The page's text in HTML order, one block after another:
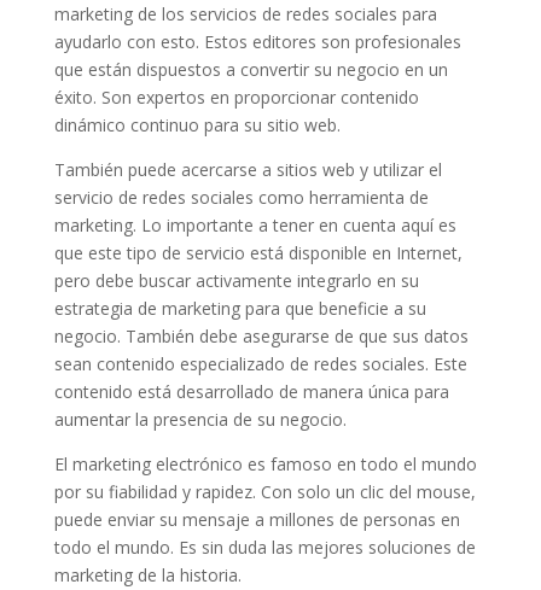
marketing de los servicios de redes sociales para
ayudarlo con esto. Estos editores son profesionales
que están dispuestos a convertir su negocio en un
éxito. Son expertos en proporcionar contenido
dinámico continuo para su sitio web.
También puede acercarse a sitios web y utilizar el
servicio de redes sociales como herramienta de
marketing. Lo importante a tener en cuenta aquí es
que este tipo de servicio está disponible en Internet,
pero debe buscar activamente integrarlo en su
estrategia de marketing para que beneficie a su
negocio. También debe asegurarse de que sus datos
sean contenido especializado de redes sociales. Este
contenido está desarrollado de manera única para
aumentar la presencia de su negocio.
El marketing electrónico es famoso en todo el mundo
por su fiabilidad y rapidez. Con solo un clic del mouse,
puede enviar su mensaje a millones de personas en
todo el mundo. Es sin duda las mejores soluciones de
marketing de la historia.